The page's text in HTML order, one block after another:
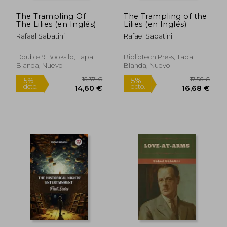
5% 16,54 € 5%
The Trampling Of
The Lilies (en Inglés)
Rafael Sabatini
Double 9 Booksllp, Tapa
Blanda, Nuevo
The Trampling of the
Lilies (en Inglés)
Rafael Sabatini
Bibliotech Press, Tapa
Blanda, Nuevo